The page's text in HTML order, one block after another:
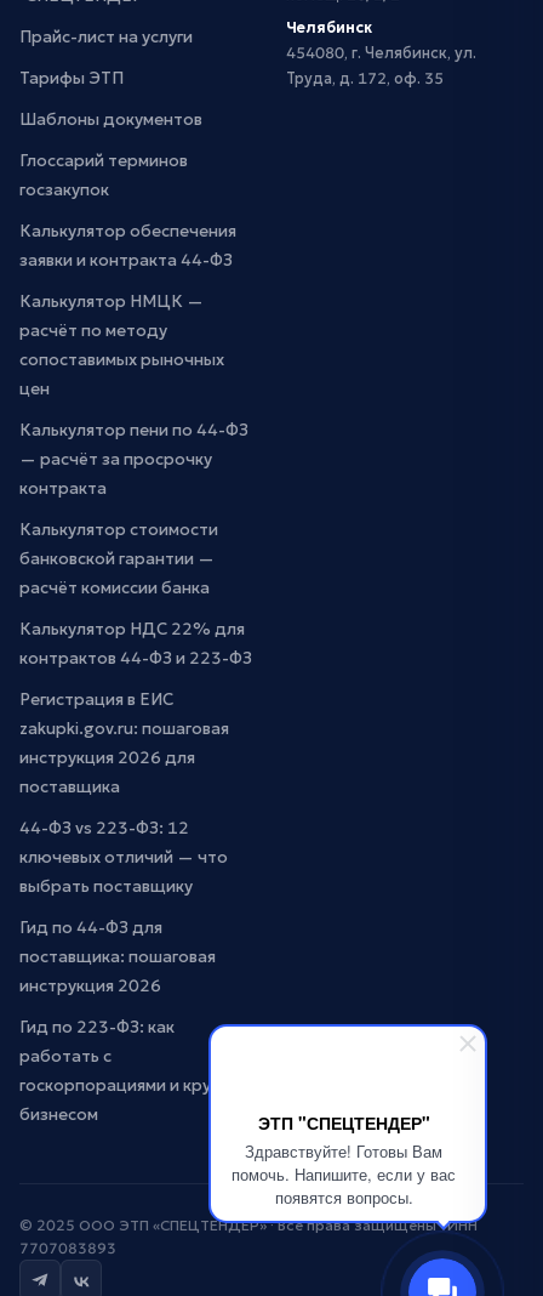
ЭТП "СПЕЦТЕНДЕР"
Здравствуйте! Готовы Вам
помочь. Напишите, если у вас
появятся вопросы.
Прайс-лист на услуги
Тарифы ЭТП
Шаблоны документов
Глоссарий терминов
госзакупок
Калькулятор обеспечения
заявки и контракта 44-ФЗ
Калькулятор НМЦК —
расчёт по методу
сопоставимых рыночных
цен
Калькулятор пени по 44-ФЗ
— расчёт за просрочку
контракта
Калькулятор стоимости
банковской гарантии —
расчёт комиссии банка
Калькулятор НДС 22% для
контрактов 44-ФЗ и 223-ФЗ
Регистрация в ЕИС
zakupki.gov.ru: пошаговая
инструкция 2026 для
поставщика
44-ФЗ vs 223-ФЗ: 12
ключевых отличий — что
выбрать поставщику
Гид по 44-ФЗ для
поставщика: пошаговая
инструкция 2026
Гид по 223-ФЗ: как
работать с
госкорпорациями и крупным
бизнесом
Челябинск
454080, г. Челябинск, ул.
Труда, д. 172, оф. 35
© 2025 ООО ЭТП «СПЕЦТЕНДЕР» · Все права защищены · ИНН
7707083893